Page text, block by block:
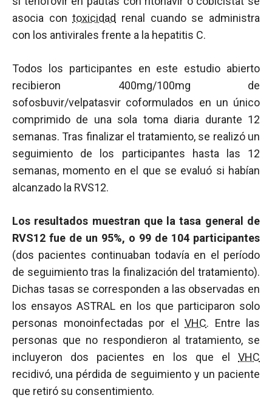
asocia contoxicidad renal cuando se administra
con los antivirales frente a la hepatitis C.
Todos los participantes en este estudio abierto
recibieron 400mg/100mg de
sofosbuvir/velpatasvir coformulados en un único
comprimido de una sola toma diaria durante 12
semanas. Tras finalizar el tratamiento, se realizó un
seguimiento de los participantes hasta las 12
semanas, momento en el que se evaluó si habían
alcanzado la RVS12.
Los resultados muestran que la tasa general de
RVS12 fue de un 95%, o 99 de 104 participantes
(dos pacientes continuaban todavía en el período
de seguimiento tras la finalización del tratamiento).
Dichas tasas se corresponden a las observadas en
los ensayos ASTRAL en los que participaron solo
personas monoinfectadas por el VHC. Entre las
personas que no respondieron al tratamiento, se
incluyeron dos pacientes en los que el VHC
recidivó, una pérdida de seguimiento y un paciente
que retiró su consentimiento.